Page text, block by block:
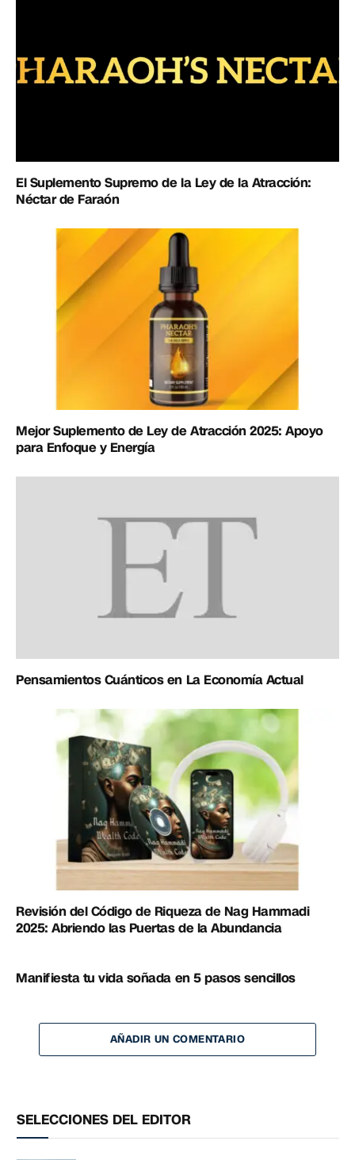
El Suplemento Supremo de la Ley de la Atracción:
Néctar de Faraón
Mejor Suplemento de Ley de Atracción 2025: Apoyo
para Enfoque y Energía
Pensamientos Cuánticos en La Economía Actual
Revisión del Código de Riqueza de Nag Hammadi
2025: Abriendo las Puertas de la Abundancia
Manifiesta tu vida soñada en 5 pasos sencillos
AÑADIR UN COMENTARIO
SELECCIONES DEL EDITOR